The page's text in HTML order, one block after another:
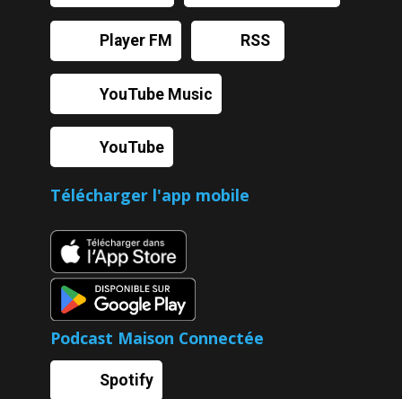
Player FM RSS
YouTube Music
YouTube
Télécharger l'app mobile
Podcast Maison Connectée
Spotify